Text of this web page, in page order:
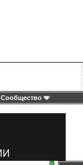
Сообщество